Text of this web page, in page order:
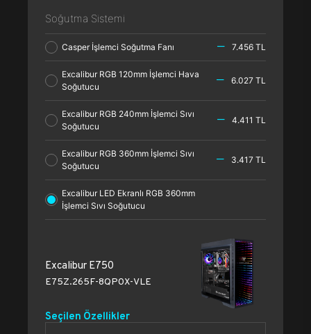
Soğutma Sistemi
Casper İşlemci Soğutma Fanı 7.456 TL
Excalibur RGB 120mm İşlemci Hava
Soğutucu
6.027 TL
Excalibur RGB 240mm İşlemci Sıvı
Soğutucu
4.411 TL
Excalibur RGB 360mm İşlemci Sıvı
Soğutucu
3.417 TL
Excalibur LED Ekranlı RGB 360mm
İşlemci Sıvı Soğutucu
Excalibur E750
E75Z.265F-8QP0X-VLE
Seçilen Özellikler